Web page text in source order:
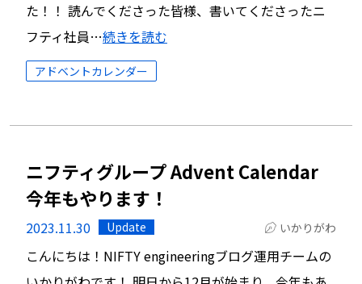
た！！ 読んでくださった皆様、書いてくださったニ
フティ社員…続きを読む
アドベントカレンダー
ニフティグループ Advent Calendar
今年もやります！
2023.11.30 Update いかりがわ
こんにちは！NIFTY engineeringブログ運用チームの